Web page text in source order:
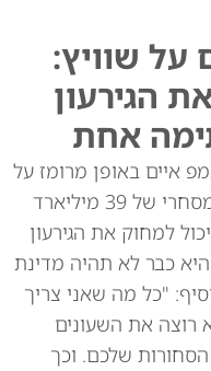
על שוויץ:
הגירעון
אחת
איים באופן מרומז על
שוויץ בהקשר לגירעון המסחרי של 39 מיליארד
למחוק את הגירעון
כבר לא תהיה מדינת
"כל מה שאני צריך
רוצה את השעונים
שלכם. וכך